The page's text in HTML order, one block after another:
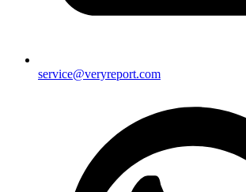
service@veryreport.com